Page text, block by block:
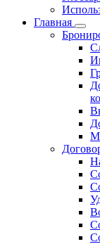
Главная